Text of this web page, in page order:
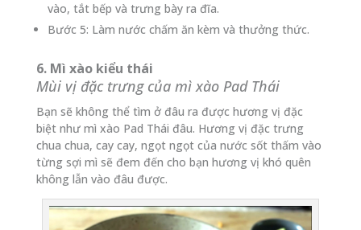
vào, tắt bếp và trưng bày ra đĩa.
Bước 5: Làm nước chấm ăn kèm và thưởng thức.
6. Mì xào kiểu thái
Mùi vị đặc trưng của mì xào Pad Thái
Bạn sẽ không thể tìm ở đâu ra được hương vị đặc
biệt như mì xào Pad Thái đâu. Hương vị đặc trưng
chua chua, cay cay, ngọt ngọt của nước sốt thấm vào
từng sợi mì sẽ đem đến cho bạn hương vị khó quên
không lẫn vào đâu được.